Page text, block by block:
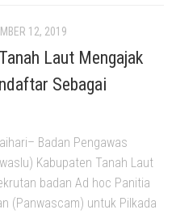
12, 2019
Laut Mengajak
Sebagai
Badan Pengawas
Kabupaten Tanah Laut
badan Ad hoc Panitia
(Panwascam) untuk Pilkada